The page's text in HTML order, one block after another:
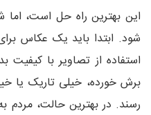
این بهترین راه حل است، اما
شود. ابتدا باید یک عکاس
استفاده از تصاویر با کیفیت
برش خورده، خیلی تاریک یا
رسند. در بهترین حالت، مردم